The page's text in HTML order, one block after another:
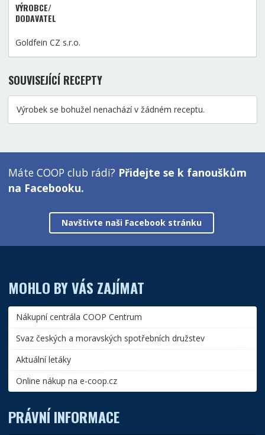
VÝROBCE/
DODAVATEL
Goldfein CZ s.r.o.
SOUVISEJÍCÍ RECEPTY
Výrobek se bohužel nenachází v žádném receptu.
Máte COOP club rádi? Přidejte se k fanouškům
na Facebooku.
Navštivte naši Facebook stránku
MOHLO BY VÁS ZAJÍMAT
Nákupní centrála COOP Centrum
Svaz českých a moravských spotřebních družstev
Aktuální letáky
Online nákup na e-coop.cz
PRÁVNÍ INFORMACE